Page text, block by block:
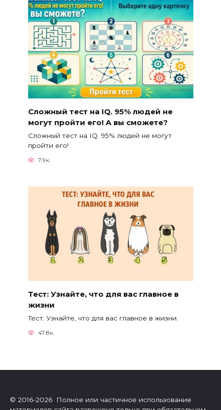
Сложный тест на IQ. 95% людей не
могут пройти его! А вы сможете?
Сложный тест на IQ. 95% людей не могут
пройти его!
7.9к.
Тест: Узнайте, что для вас главное в
жизни
Тест: Узнайте, что для вас главное в жизни.
47.8к.
© 2016-2026 Полное или частичное использование